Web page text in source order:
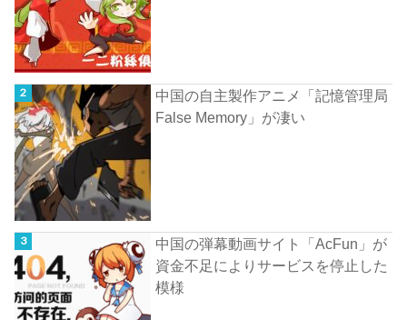
中国の自主製作アニメ「記憶管理局
False Memory」が凄い
中国の弾幕動画サイト「AcFun」が
資金不足によりサービスを停止した
模様